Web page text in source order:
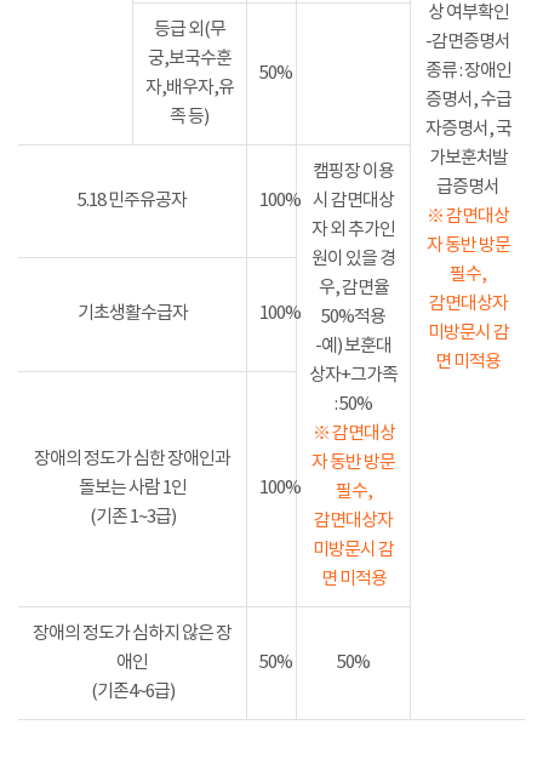
상 여부확인
-감면증명서
종류 : 장애인
증명서, 수급
자증명서, 국
가보훈처발
급증명서
※ 감면대상
자 동반 방문
필수,
감면대상자
미방문시 감
면 미적용
등급 외(무
궁,보국수훈
자,배우자,유
족 등)
50%
5.18 민주유공자 100%
캠핑장 이용
시 감면대상
자 외 추가인
원이 있을 경
우, 감면율
50%적용
-예) 보훈대
상자+그가족
: 50%
※ 감면대상
자 동반 방문
필수,
감면대상자
미방문시 감
면 미적용
기초생활수급자 100%
장애의 정도가 심한 장애인과
돌보는 사람 1인
(기존 1~3급)
100%
장애의 정도가 심하지 않은 장
애인
(기존4~6급)
50% 50%